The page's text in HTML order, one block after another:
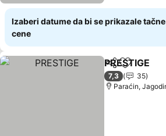
Izaberi datume da bi se prikazale tačne
cene
Deli Dodati u
PRESTIGE
7,3
35
Paraćin,